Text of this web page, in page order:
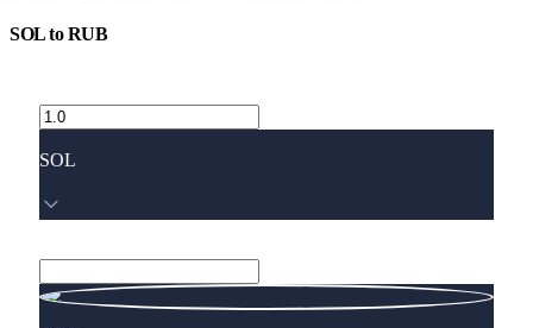
SOLtoRUB
SOL